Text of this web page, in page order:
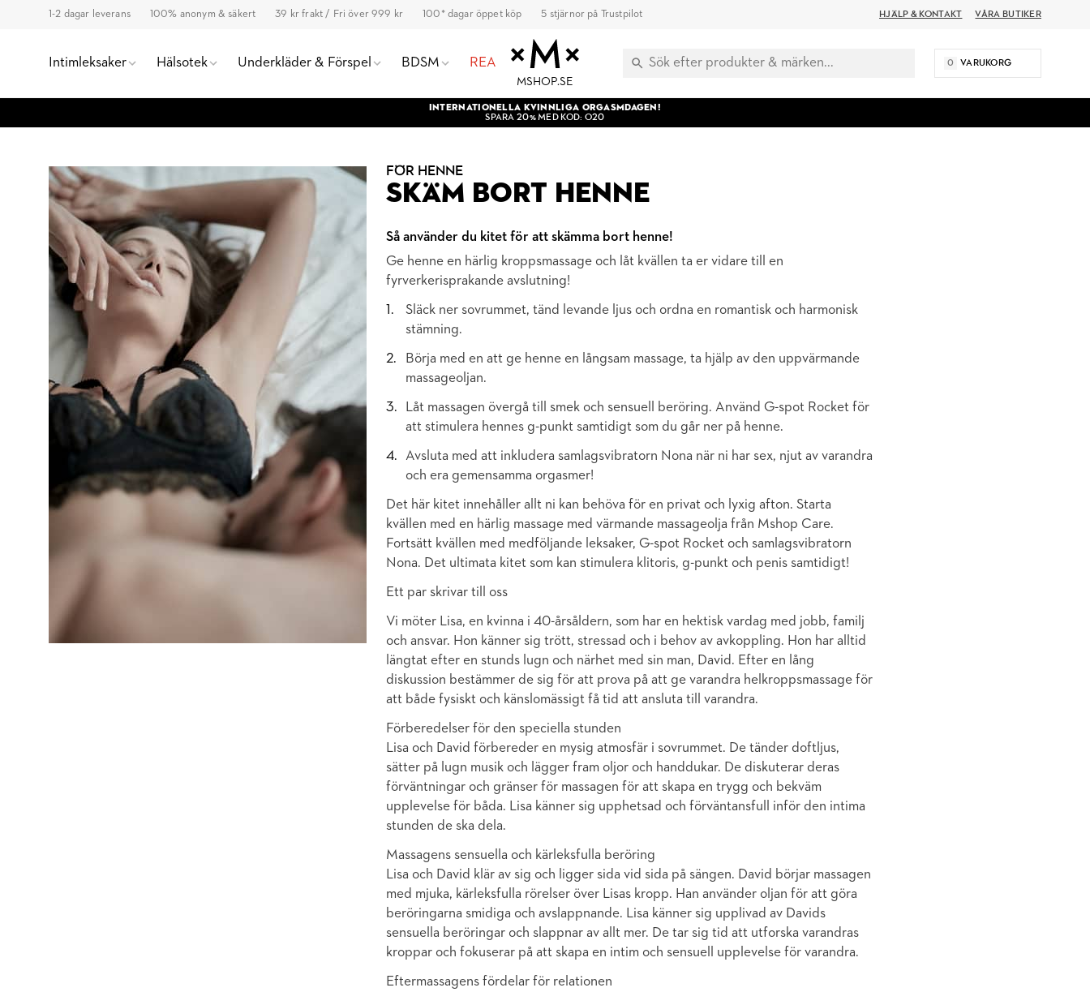
1-2 dagar leverans 100% anonym & säkert 39 kr frakt / Fri över 999 kr 100* dagar öppet köp 5 stjärnor på Trustpilot HJÄLP & KONTAKT VÅRA BUTIKER
Intimleksaker Hälsotek Underkläder & Förspel BDSM REA
MSHOP.SE
0 VARUKORG
INTERNATIONELLA KVINNLIGA ORGASMDAGEN!
SPARA 20% MED KOD: O20
FÖR HENNE
SKÄM BORT HENNE
Så använder du kitet för att skämma bort henne!
Ge henne en härlig kroppsmassage och låt kvällen ta er vidare till en
fyrverkerisprakande avslutning!
Släck ner sovrummet, tänd levande ljus och ordna en romantisk och harmonisk
stämning.
Börja med en att ge henne en långsam massage, ta hjälp av den uppvärmande
massageoljan.
Låt massagen övergå till smek och sensuell beröring. Använd G-spot Rocket för
att stimulera hennes g-punkt samtidigt som du går ner på henne.
Avsluta med att inkludera samlagsvibratorn Nona när ni har sex, njut av varandra
och era gemensamma orgasmer!
Det här kitet innehåller allt ni kan behöva för en privat och lyxig afton. Starta
kvällen med en härlig massage med värmande massageolja från Mshop Care.
Fortsätt kvällen med medföljande leksaker, G-spot Rocket och samlagsvibratorn
Nona. Det ultimata kitet som kan stimulera klitoris, g-punkt och penis samtidigt!
Ett par skrivar till oss
Vi möter Lisa, en kvinna i 40-årsåldern, som har en hektisk vardag med jobb, familj
och ansvar. Hon känner sig trött, stressad och i behov av avkoppling. Hon har alltid
längtat efter en stunds lugn och närhet med sin man, David. Efter en lång
diskussion bestämmer de sig för att prova på att ge varandra helkroppsmassage för
att både fysiskt och känslomässigt få tid att ansluta till varandra.
Förberedelser för den speciella stunden
Lisa och David förbereder en mysig atmosfär i sovrummet. De tänder doftljus,
sätter på lugn musik och lägger fram oljor och handdukar. De diskuterar deras
förväntningar och gränser för massagen för att skapa en trygg och bekväm
upplevelse för båda. Lisa känner sig upphetsad och förväntansfull inför den intima
stunden de ska dela.
Massagens sensuella och kärleksfulla beröring
Lisa och David klär av sig och ligger sida vid sida på sängen. David börjar massagen
med mjuka, kärleksfulla rörelser över Lisas kropp. Han använder oljan för att göra
beröringarna smidiga och avslappnande. Lisa känner sig upplivad av Davids
sensuella beröringar och slappnar av allt mer. De tar sig tid att utforska varandras
kroppar och fokuserar på att skapa en intim och sensuell upplevelse för varandra.
Eftermassagens fördelar för relationen